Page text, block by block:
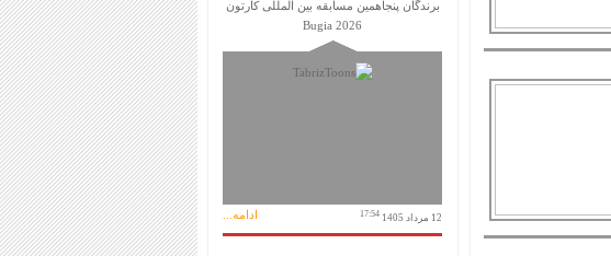
برندگان پنجاهمین مسابقه بین المللی کارتون
Bugia 2026
12 مرداد 1405 17:54 ادامه...